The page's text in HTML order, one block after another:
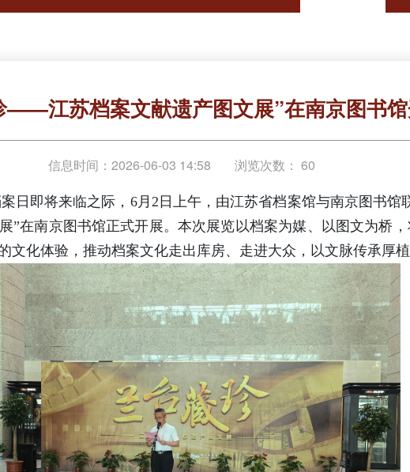
——江苏档案文献遗产图文展”在南京图书
信息时间：2026-06-03 14:58 浏览次数： 60
案日即将来临之际，6月2日上午，由江苏省档案馆与南京图书馆
在南京图书馆正式开展。本次展览以档案为媒、以图文为桥
文化体验，推动档案文化走出库房、走进大众，以文脉传承厚植